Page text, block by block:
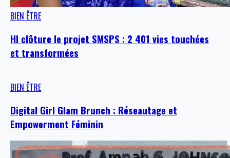
BIEN ÊTRE
HI clôture le projet SMSPS : 2 401 vies touchées
et transformées
BIEN ÊTRE
Digital Girl Glam Brunch : Réseautage et
Empowerment Féminin